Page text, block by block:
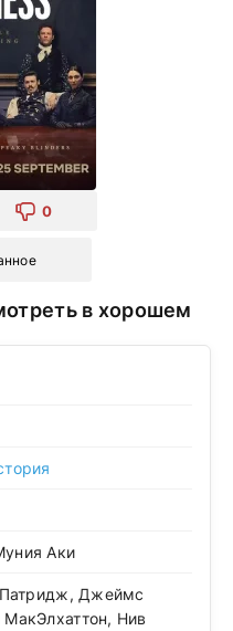
0
Аки
Патридж, Джеймс
Нив